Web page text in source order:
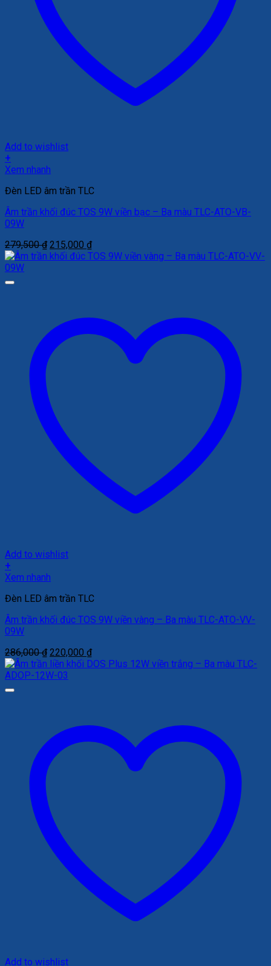
Add to wishlist
+
Xem nhanh
Đèn LED âm trần TLC
Âm trần khối đúc TOS 9W viền bạc – Ba màu TLC-ATO-VB-
09W
279,500₫ Giá
gốc
215,000 ₫Giá
hiện
Add to wishlist
+
Xem nhanh
Đèn LED âm trần TLC
Âm trần khối đúc TOS 9W viền vàng – Ba màu TLC-ATO-VV-
09W
286,000₫ Giá
gốc
là:
220,000 ₫Giá
hiện
Add to wishlist